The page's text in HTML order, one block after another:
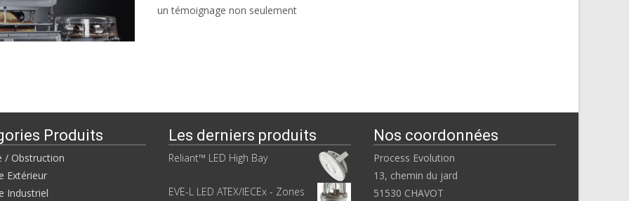
un témoignage non seulement
Produits
/ Obstruction
Extérieur
Industriel
Les derniers produits
Reliant™ LED High Bay
EVE-L LED ATEX/IECEx - Zones
Nos coordonnées
Process Evolution
13, chemin du jard
51530 CHAVOT